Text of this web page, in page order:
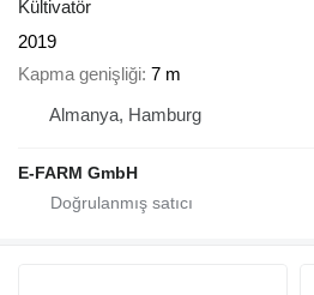
Kültivatör
2019
Kapma genişliği 7 m
Almanya, Hamburg
E-FARM GmbH